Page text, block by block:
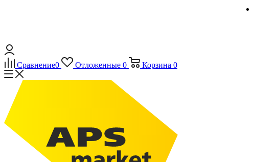
Сравнение0 Отложенные 0 Корзина 0